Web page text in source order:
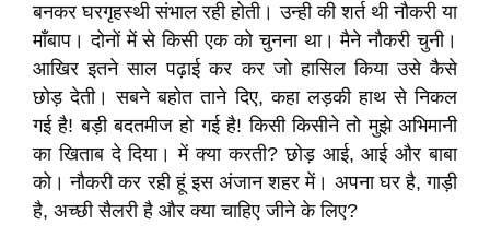
बनकर घरगृहस्थी संभाल रही होती। उन्ही की शर्त थी नौकरी या
माँबाप। दोनों में से किसी एक को चुनना था। मैने नौकरी चुनी।
आखिर इतने साल पढ़ाई कर कर जो हासिल किया उसे कैसे
छोड़ देती। सबने बहोत ताने दिए, कहा लड़की हाथ से निकल
गई है! बड़ी बदतमीज हो गई है! किसी किसीने तो मुझे अभिमानी
का खिताब दे दिया। में क्या करती? छोड़ आई, आई और बाबा
को। नौकरी कर रही हूं इस अंजान शहर में। अपना घर है, गाड़ी
है, अच्छी सैलरी है और क्या चाहिए जीने के लिए?